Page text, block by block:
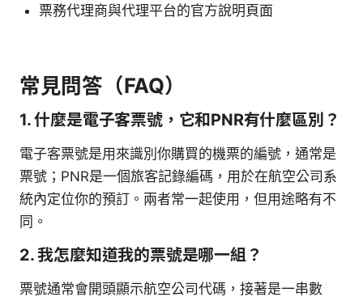
票務代理商與代理平台的官方說明頁面
常見問答（FAQ）
1. 什麼是電子客票號，它和PNR有什麼區別？
電子客票號是用來識別你購買的機票的編號，通常是
票號；PNR是一個旅客記錄編碼，用於在航空公司系
統內定位你的預訂。兩者常一起使用，但用途略有不
同。
2. 我怎麼知道我的票號是哪一組？
票號通常會開頭顯示航空公司代碼，接著是一串數